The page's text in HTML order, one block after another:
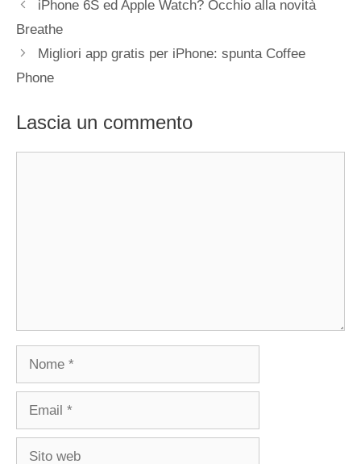
iPhone 6S ed Apple Watch? Occhio alla novità
Breathe
Migliori app gratis per iPhone: spunta Coffee
Phone
Lascia un commento